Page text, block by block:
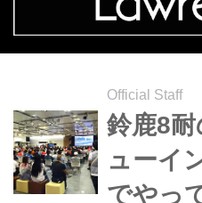
ったクリス
ライダー全
であるクリ
年のチェコ
GPデビュー
位）。そし
Official Staff
鈴鹿8
ューイ
でやっ